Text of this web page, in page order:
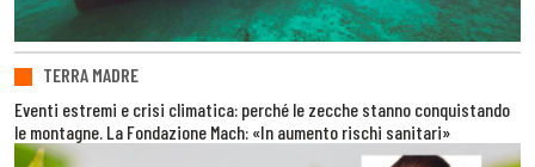
TERRA MADRE
Eventi estremi e crisi climatica: perché le zecche stanno conquistando
le montagne. La Fondazione Mach: «In aumento rischi sanitari»